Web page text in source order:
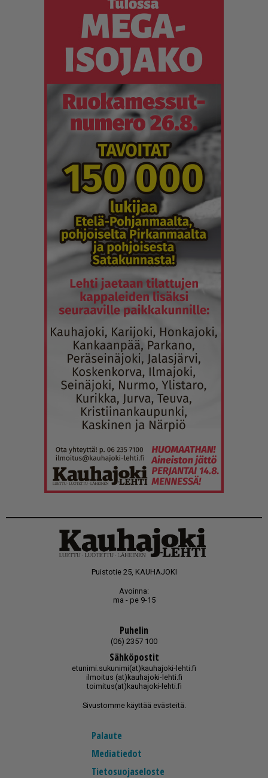
Puistotie 25, KAUHAJOKI
Avoinna:
ma - pe 9-15
Puhelin
(06) 2357 100
Sähköpostit
etunimi.sukunimi(at)kauhajoki-lehti.fi
ilmoitus (at)kauhajoki-lehti.fi
toimitus(at)kauhajoki-lehti.fi
Sivustomme käyttää evästeitä.
Palaute
Mediatiedot
Tietosuojaseloste